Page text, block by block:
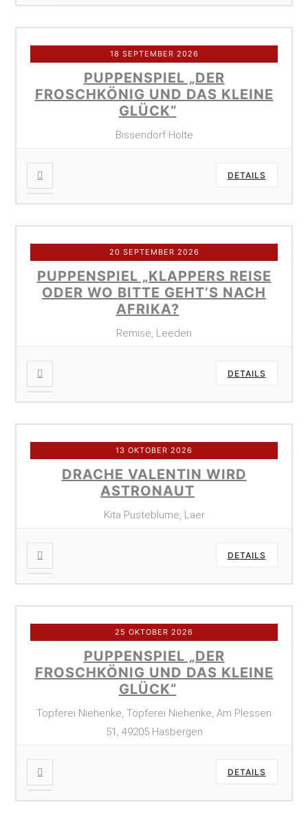
18 SEPTEMBER 2026
PUPPENSPIEL „DER
FROSCHKÖNIG UND DAS KLEINE
GLÜCK“
Bissendorf Holte
DETAILS
20 SEPTEMBER 2026
PUPPENSPIEL „KLAPPERS REISE
ODER WO BITTE GEHT’S NACH
AFRIKA?
Remise, Leeden
DETAILS
13 OKTOBER 2026
DRACHE VALENTIN WIRD
ASTRONAUT
Kita Pusteblume, Laer
DETAILS
25 OKTOBER 2026
PUPPENSPIEL „DER
FROSCHKÖNIG UND DAS KLEINE
GLÜCK“
Töpferei Niehenke, Töpferei Niehenke, Am Plessen
51, 49205 Hasbergen
DETAILS